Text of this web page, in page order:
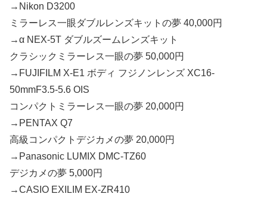
→Nikon D3200
ミラーレス一眼ダブルレンズキットの夢 40,000円
→α NEX-5T ダブルズームレンズキット
クラシックミラーレス一眼の夢 50,000円
→FUJIFILM X-E1 ボディ フジノンレンズ XC16-
50mmF3.5-5.6 OIS
コンパクトミラーレス一眼の夢 20,000円
→PENTAX Q7
高級コンパクトデジカメの夢 20,000円
→Panasonic LUMIX DMC-TZ60
デジカメの夢 5,000円
→CASIO EXILIM EX-ZR410